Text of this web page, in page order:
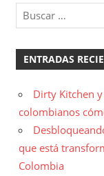
ENTRADAS
Dirty Kitchen
colombianos
que está
Colombia